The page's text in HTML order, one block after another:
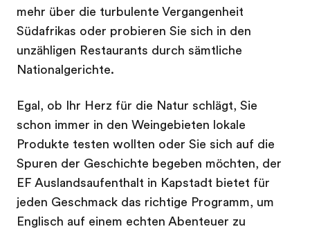
mehr über die turbulente Vergangenheit
Südafrikas oder probieren Sie sich in den
unzähligen Restaurants durch sämtliche
Nationalgerichte.
Egal, ob Ihr Herz für die Natur schlägt, Sie
schon immer in den Weingebieten lokale
Produkte testen wollten oder Sie sich auf die
Spuren der Geschichte begeben möchten, der
EF Auslandsaufenthalt in Kapstadt bietet für
jeden Geschmack das richtige Programm, um
Englisch auf einem echten Abenteuer zu